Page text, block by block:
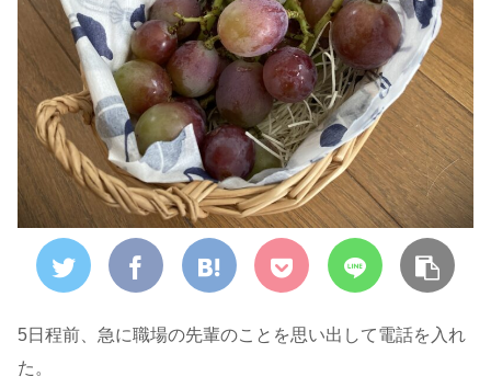
5日程前、急に職場の先輩のことを思い出して電話を入れ
た。